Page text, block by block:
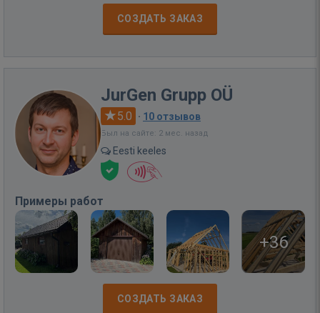
СОЗДАТЬ ЗАКАЗ
JurGen Grupp OÜ
5.0 · 10 отзывов
Был на сайте: 2 мес. назад
Eesti keeles
Примеры работ
+36
СОЗДАТЬ ЗАКАЗ